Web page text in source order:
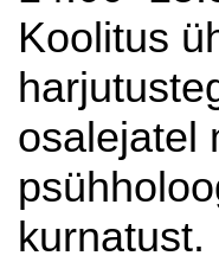
Koolitus
osalejatel
kurnatust.